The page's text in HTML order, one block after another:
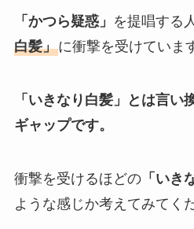
「かつら疑惑」 を提唱する
白髪」に衝撃を受けていま
「いきなり白髪」とは言い
ギャップです。
衝撃を受けるほどの「いき
ような感じか考えてみてく